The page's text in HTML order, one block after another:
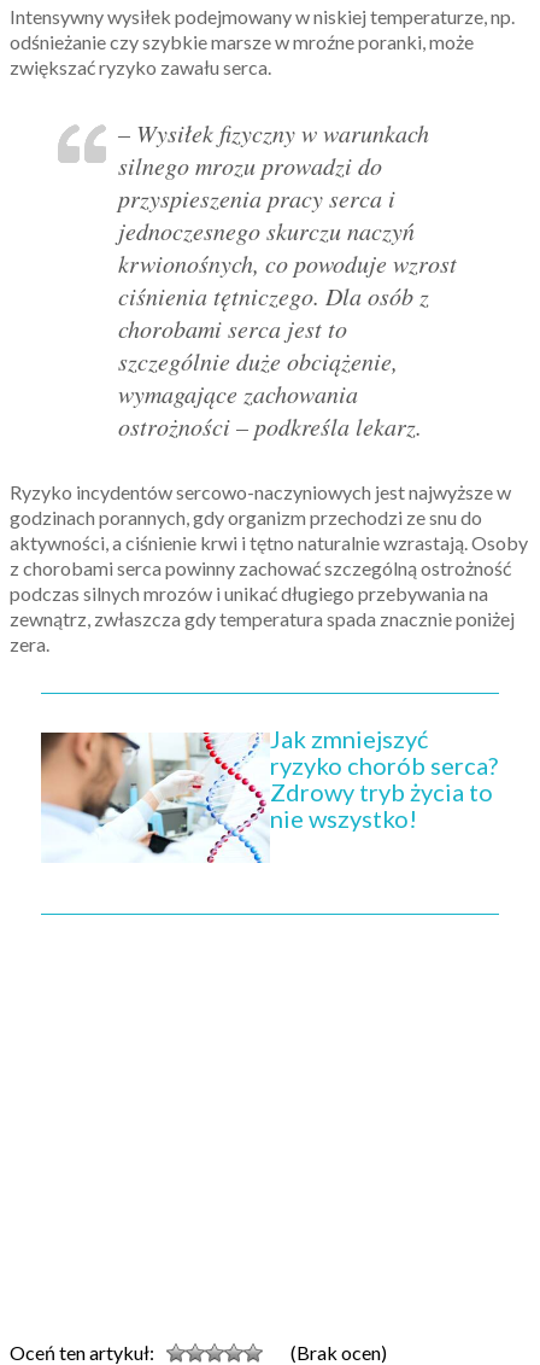
Intensywny wysiłek podejmowany w niskiej temperaturze, np.
odśnieżanie czy szybkie marsze w mroźne poranki, może
zwiększać ryzyko zawału serca.
– Wysiłek fizyczny w warunkach
silnego mrozu prowadzi do
przyspieszenia pracy serca i
jednoczesnego skurczu naczyń
krwionośnych, co powoduje wzrost
ciśnienia tętniczego. Dla osób z
chorobami serca jest to
szczególnie duże obciążenie,
wymagające zachowania
ostrożności – podkreśla lekarz.
Ryzyko incydentów sercowo-naczyniowych jest najwyższe w
godzinach porannych, gdy organizm przechodzi ze snu do
aktywności, a ciśnienie krwi i tętno naturalnie wzrastają. Osoby
z chorobami serca powinny zachować szczególną ostrożność
podczas silnych mrozów i unikać długiego przebywania na
zewnątrz, zwłaszcza gdy temperatura spada znacznie poniżej
zera.
Jak zmniejszyć
ryzyko chorób serca?
Zdrowy tryb życia to
nie wszystko!
Oceń ten artykuł: (Brak ocen)